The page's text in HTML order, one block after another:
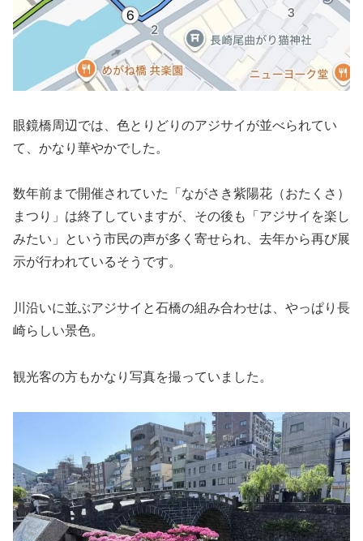
眼鏡橋周辺では、色とりどりのアジサイが並べられてい
て、かなり華やかでした。
数年前まで開催されていた「ながさき紫陽花（おたくさ）
まつり」は終了していますが、その後も「アジサイを楽し
みたい」という市民の声が多く寄せられ、去年から再び展
示が行われているそうです。
川沿いに並ぶアジサイと石橋の組み合わせは、やっぱり長
崎らしい景色。
観光客の方もかなり写真を撮っていました。